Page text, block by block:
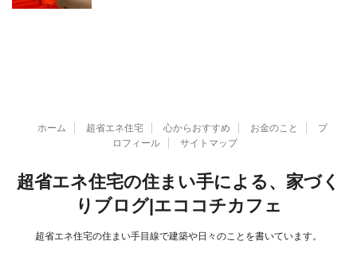
ホーム 超省エネ住宅 心からおすすめ お金のこと
プ
ロフィール
サイトマップ
超省エネ住宅の住まい手による、家づく
りブログ|エココチカフェ
超省エネ住宅の住まい手目線で建築や日々のことを書いています。